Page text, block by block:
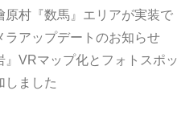
原村『数馬』エリアが実装で
ラアップデートのお知らせ
』VRマップ化とフォトスポッ
しました